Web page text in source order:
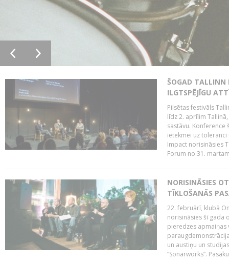
ŠOGAD TALLINN
ILGTSPĒJĪGU
Pilsētas festivāls
līdz 2. aprīlim
sastāvu.
ietekmei uz
Impact norisināsies
Forum no 31.
NORISINĀSIES
TĪKLOŠANĀS
22. februārī, klubā
norisināsies šī gada
pieredzes apmaiņas
un austiņu un
“Sonarworks”.